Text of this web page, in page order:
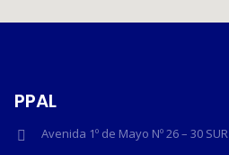
PPAL
Avenida 1º de Mayo Nº 26 – 30 SUR